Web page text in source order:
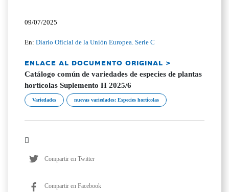
09/07/2025
En:Diario Oficial de la Unión Europea. Serie C
ENLACE AL DOCUMENTO ORIGINAL >
Catálogo común de variedades de especies de plantas
hortícolas Suplemento H 2025/6
Variedades nuevas variedades; Especies hortícolas
Compartir en Twitter
Compartir en Facebook